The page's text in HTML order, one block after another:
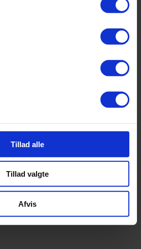
Tillad alle
Tillad valgte
Afvis